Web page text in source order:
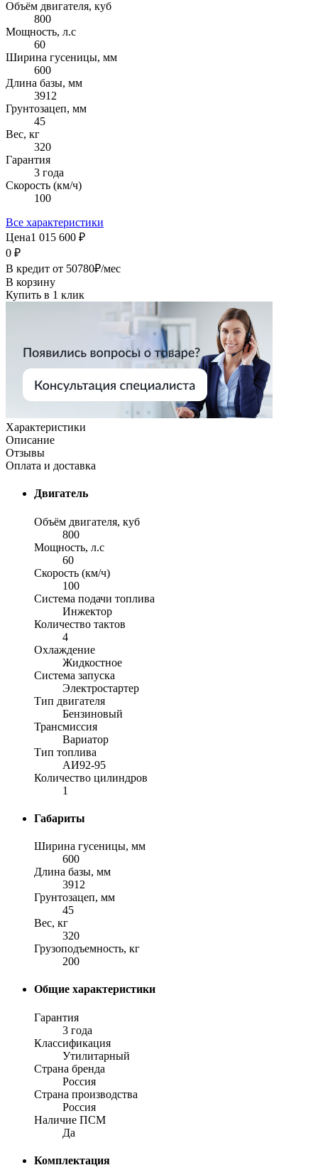
Объём двигателя, куб
800
Мощность, л.с
60
Ширина гусеницы, мм
600
Длина базы, мм
3912
Грунтозацеп, мм
45
Вес, кг
320
Гарантия
3 года
Скорость (км/ч)
100
Все характеристики
Цена1 015 600 ₽
0 ₽
В кредит от 50780₽/мес
В корзину
Купить в 1 клик
Характеристики
Описание
Отзывы
Оплата и доставка
Двигатель
Объём двигателя, куб
800
Мощность, л.с
60
Скорость (км/ч)
100
Система подачи топлива
Инжектор
Количество тактов
4
Охлаждение
Жидкостное
Система запуска
Электростартер
Тип двигателя
Бензиновый
Трансмиссия
Вариатор
Тип топлива
АИ92-95
Количество цилиндров
1
Габариты
Ширина гусеницы, мм
600
Длина базы, мм
3912
Грунтозацеп, мм
45
Вес, кг
320
Грузоподъемность, кг
200
Общие характеристики
Гарантия
3 года
Классификация
Утилитарный
Страна бренда
Россия
Страна производства
Россия
Наличие ПСМ
Да
Комплектация